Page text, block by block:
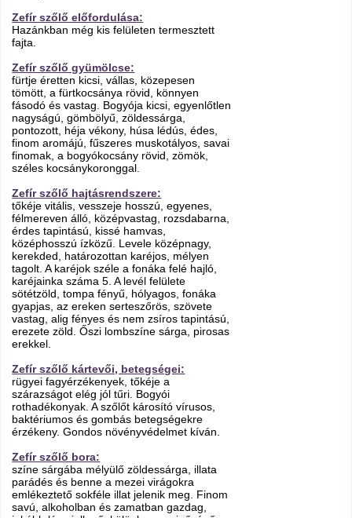
Zefír szőlő előfordulása:
Hazánkban még kis felületen termesztett
fajta.
Zefír szőlő gyümölcse:
fürtje éretten kicsi, vállas, közepesen
tömött, a fürtkocsánya rövid, könnyen
fásodó és vastag. Bogyója kicsi, egyenlőtlen
nagyságú, gömbölyű, zöldessárga,
pontozott, héja vékony, húsa lédús, édes,
finom aromájú, fűszeres muskotályos, savai
finomak, a bogyókocsány rövid, zömök,
széles kocsánykoronggal.
Zefír szőlő hajtásrendszere:
tőkéje vitális, vesszeje hosszú, egyenes,
félmereven álló, középvastag, rozsdabarna,
érdes tapintású, kissé hamvas,
középhosszú ízközű. Levele középnagy,
kerekded, határozottan karéjos, mélyen
tagolt. A karéjok széle a fonáka felé hajló,
karéjainka száma 5. A levél felülete
sötétzöld, tompa fényű, hólyagos, fonáka
gyapjas, az ereken serteszőrös, szövete
vastag, alig fényes és nem zsíros tapintású,
erezete zöld. Őszi lombszíne sárga, pirosas
erekkel.
Zefír szőlő kártevői, betegségei:
rügyei fagyérzékenyek, tőkéje a
szárazságot elég jól tűri. Bogyói
rothadékonyak. A szőlőt károsító vírusos,
baktériumos és gombás betegségekre
érzékeny. Gondos növényvédelmet kíván.
Zefír szőlő bora:
színe sárgába mélyülő zöldessárga, illata
parádés és benne a mezei virágokra
emlékeztető sokféle illat jelenik meg. Finom
savú, alkoholban és zamatban gazdag,